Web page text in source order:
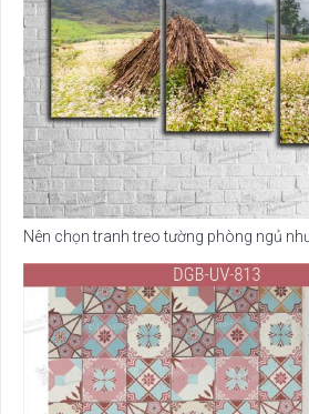
Nên chọn tranh treo tường phòng ngủ